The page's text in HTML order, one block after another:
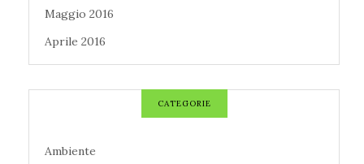
Maggio 2016
Aprile 2016
CATEGORIE
Ambiente